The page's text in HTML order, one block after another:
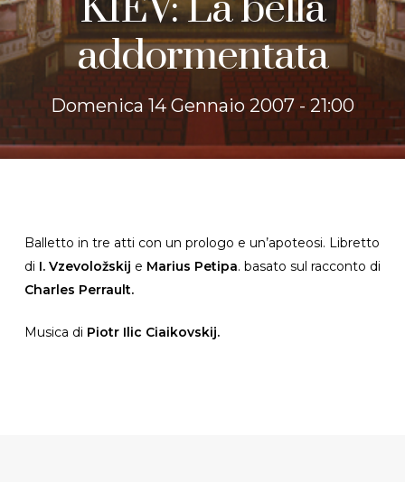
addormentata
Domenica 14 Gennaio 2007 - 21:00
Balletto in tre atti con un prologo e un’apoteosi. Libretto
di I. Vzevoložskij e Marius Petipa. basato sul racconto di
Charles Perrault.
Musica di Piotr Ilic Ciaikovskij.